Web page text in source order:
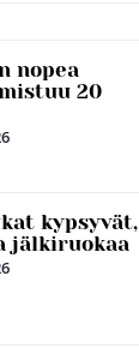
nopea
20
kypsyvät,
jälkiruokaa